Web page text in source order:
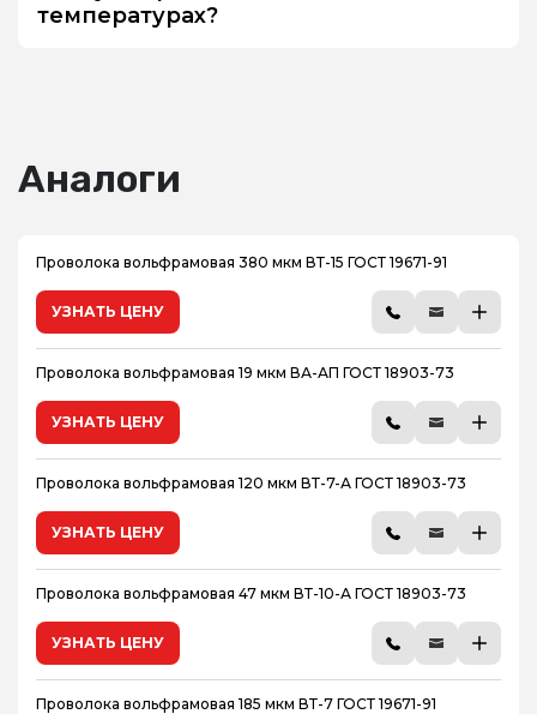
температурах?
Аналоги
Проволока вольфрамовая 380 мкм ВТ-15 ГОСТ 19671-91
УЗНАТЬ ЦЕНУ
Проволока вольфрамовая 19 мкм ВА-АП ГОСТ 18903-73
УЗНАТЬ ЦЕНУ
Проволока вольфрамовая 120 мкм ВТ-7-А ГОСТ 18903-73
УЗНАТЬ ЦЕНУ
Проволока вольфрамовая 47 мкм ВТ-10-А ГОСТ 18903-73
УЗНАТЬ ЦЕНУ
Проволока вольфрамовая 185 мкм ВТ-7 ГОСТ 19671-91